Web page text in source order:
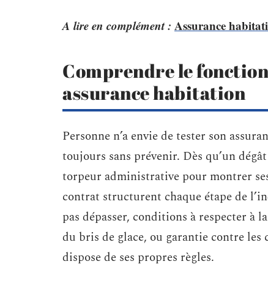
A lire en complément : Assurance
Comprendre le
assurance habitation
Personne n’a envie de tester son
toujours sans prévenir. Dès qu’un
torpeur administrative pour montrer
contrat structurent chaque étape de
pas dépasser, conditions à respecter
du bris de glace, ou garantie contre
dispose de ses propres règles.